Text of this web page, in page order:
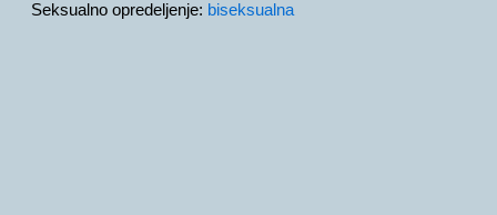
Seksualno opredeljenje: biseksualna